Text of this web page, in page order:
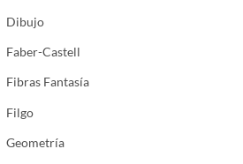
Dibujo
Faber-Castell
Fibras Fantasía
Filgo
Geometría